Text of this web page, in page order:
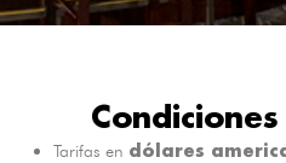
Tarifas en dólares